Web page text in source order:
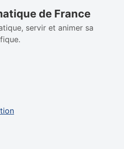
de France
servir et animer sa